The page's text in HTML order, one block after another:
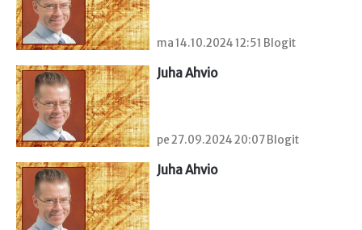
ma 14.10.2024 12:51 Blogit
Juha Ahvio
pe 27.09.2024 20:07 Blogit
Juha Ahvio